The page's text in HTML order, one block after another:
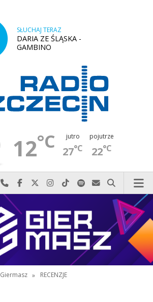
SŁUCHAJ TERAZ
DARIA ZE ŚLĄSKA -
GAMBINO
12°C jutro
27°C
pojutrze
22°C
Najlepiej po prostu do nas zadzwoń
Odwiedź nas na Facebook-u
Odwiedź nas na X
Odwiedź nas na Instagram-ie
Odwiedź nas na TikTok-u
Szukaj nas na Spotify
Wyślij do nas
Szukaj
Giermasz » RECENZJE